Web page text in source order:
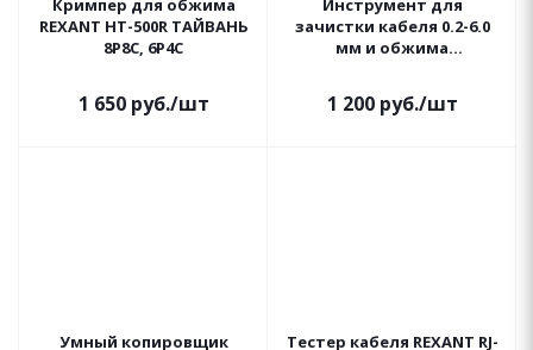
Кримпер для обжима
REXANT HT-500R ТАЙВАНЬ
8P8C, 6P4C
1 650руб./шт
Инструмент для
зачистки кабеля 0.2-6.0
мм и обжима
1 200руб./шт
Умный копировщик
Тестер кабеля REXANT RJ-